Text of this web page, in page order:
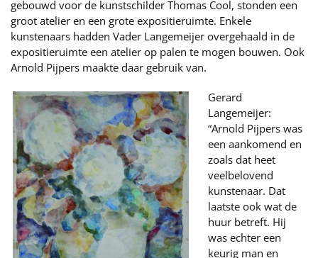
gebouwd voor de kunstschilder Thomas Cool, stonden een
groot atelier en een grote expositieruimte. Enkele
kunstenaars hadden Vader Langemeijer overgehaald in de
expositieruimte een atelier op palen te mogen bouwen. Ook
Arnold Pijpers maakte daar gebruik van.
Gerard
Langemeijer:
“Arnold Pijpers was
een aankomend en
zoals dat heet
veelbelovend
kunstenaar. Dat
laatste ook wat de
huur betreft. Hij
was echter een
keurig man en